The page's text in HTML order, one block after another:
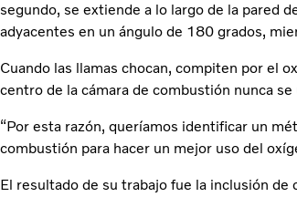
segundo, se extiende a lo largo de la pared
adyacentes en un ángulo de 180 grados,
Cuando las llamas chocan, compiten por el
centro de la cámara de combustión nunca
“Por esta razón, queríamos identificar un
combustión para hacer un mejor uso del
El resultado de su trabajo fue la inclusión